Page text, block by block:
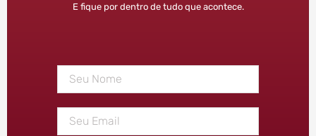
E fique por dentro de tudo que acontece.